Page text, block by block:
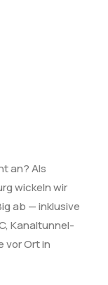
an? Als
wickeln wir
ab — inklusive
Kanaltunnel-
vor Ort in